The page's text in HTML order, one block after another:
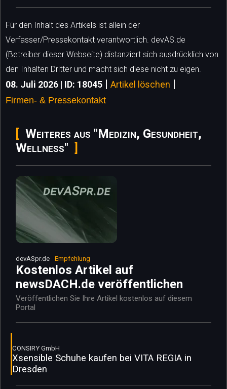
Für den Inhalt des Artikels ist allein der
Verfasser/Pressekontakt verantwortlich. devAS.de
(Betreiber dieser Webseite) distanziert sich ausdrücklich von
den Inhalten Dritter und macht sich diese nicht zu eigen.
08. Juli 2026 | ID: 18045 | Artikel löschen |
Firmen- & Pressekontakt
Weiteres aus "Medizin, Gesundheit,
Wellness"
devASpr.de Empfehlung
Kostenlos Artikel auf
newsDACH.de veröffentlichen
Veröffentlichen Sie Ihre Artikel kostenlos auf diesem
Portal
CONSIRY GmbH
Xsensible Schuhe kaufen bei VITA REGIA in
Dresden